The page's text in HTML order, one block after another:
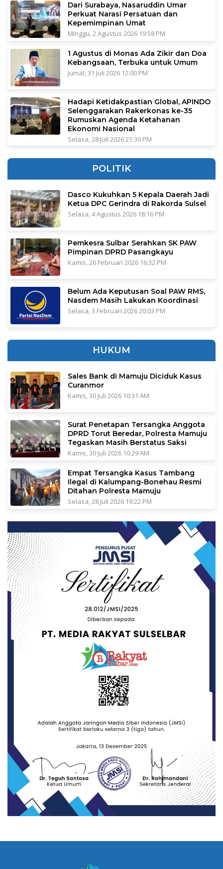
Dari Surabaya, Nasaruddin Umar
Perkuat Narasi Persatuan dan
Kepemimpinan Umat
Minggu, 2 Agustus 2026 19:58 PM
1 Agustus di Monas Ada Zikir dan Doa
Kebangsaan, Terbuka untuk Umum
Jumat, 31 Juli 2026 12:00 PM
Hadapi Ketidakpastian Global, APINDO
Selenggarakan Rakerkonas ke-35
Rumuskan Agenda Ketahanan
Ekonomi Nasional
Selasa, 28 Juli 2026 21:30 PM
POLITIK
Dasco Kukuhkan 5 Kepala Daerah Jadi
Ketua DPC Gerindra di Rakorda Sulsel
Selasa, 4 Agustus 2026 18:16 PM
Pemkesra Sulbar Serahkan SK PAW
Pimpinan DPRD Pasangkayu
Kamis, 26 Februari 2026 16:32 PM
Belum Ada Keputusan Soal PAW RMS,
Nasdem Masih Lakukan Koordinasi
Selasa, 3 Februari 2026 20:03 PM
HUKUM
Sales Bank di Mamuju Diciduk Kasus
Curanmor
Kamis, 30 Juli 2026 10:31 AM
Surat Penetapan Tersangka Anggota
DPRD Torut Beredar, Polresta Mamuju
Tegaskan Masih Berstatus Saksi
Kamis, 30 Juli 2026 10:29 AM
Empat Tersangka Kasus Tambang
Ilegal di Kalumpang-Bonehau Resmi
Ditahan Polresta Mamuju
Selasa, 28 Juli 2026 19:22 PM